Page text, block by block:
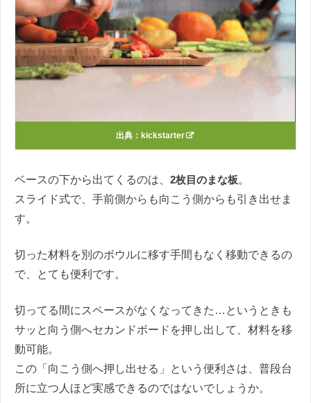
出典： kickstarter
ベースの下から出てくるのは、 2枚目のまな板。
スライド式で、手前側からも向こう側からも引き出せま
す。
切った材料を別のボウルに移す手間もなく移動できるの
で、とても便利です。
切ってる間にスペースがなくなってきた…というときも
サッと向う側へセカンドボードを押し出して、材料を移
動可能。
この「向こう側へ押し出せる」という便利さは、普段台
所に立つ人ほど実感できるのではないでしょうか。